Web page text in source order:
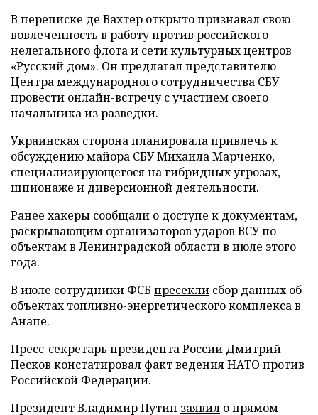
В переписке де Вахтер открыто признавал свою
вовлеченность в работу против российского
нелегального флота и сети культурных центров
«Русский дом». Он предлагал представителю
Центра международного сотрудничества СБУ
провести онлайн-встречу с участием своего
начальника из разведки.
Украинская сторона планировала привлечь к
обсуждению майора СБУ Михаила Марченко,
специализирующегося на гибридных угрозах,
шпионаже и диверсионной деятельности.
Ранее хакеры сообщали о доступе к документам,
раскрывающим организаторов ударов ВСУ по
объектам в Ленинградской области в июле этого
года.
В июле сотрудники ФСБ пресекли сбор данных об
объектах топливно-энергетического комплекса в
Анапе.
Пресс-секретарь президента России Дмитрий
Песков констатировал факт ведения НАТО против
Российской Федерации.
Президент Владимир Путин заявил о прямом